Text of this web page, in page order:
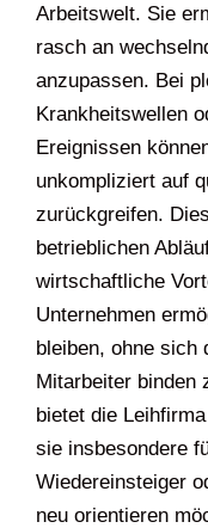
Arbeitswelt. Sie
rasch an
anzupassen. Bei
Krankheitswellen
Ereignissen
unkompliziert auf
zurückgreifen.
betrieblichen
wirtschaftliche
Unternehmen
bleiben, ohne sich
Mitarbeiter binden
bietet die
sie insbesondere
Wiedereinsteiger
neu orientieren